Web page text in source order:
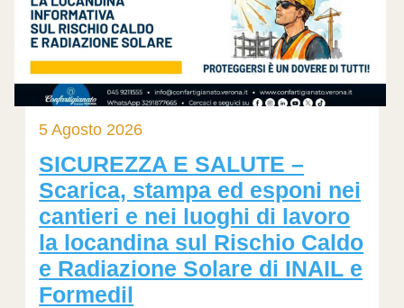
5 Agosto 2026
SICUREZZA E SALUTE –
Scarica, stampa ed esponi nei
cantieri e nei luoghi di lavoro
la locandina sul Rischio Caldo
e Radiazione Solare di INAIL e
Formedil